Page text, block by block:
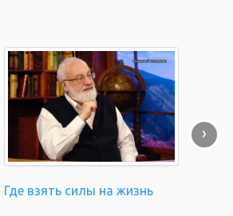
Где взять силы на жизнь
›